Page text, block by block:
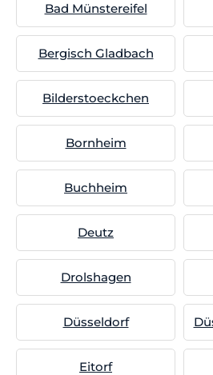
Bad Münstereifel
Bergisch Gladbach
Bilderstoeckchen
Bornheim
Buchheim
Deutz
Drolshagen
Düsseldorf
Eitorf